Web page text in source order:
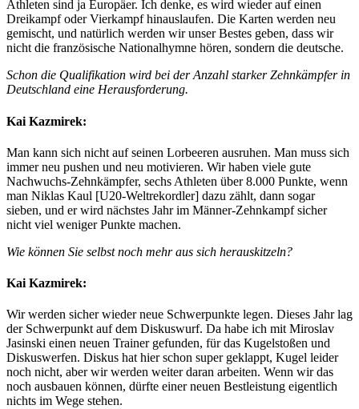
Athleten sind ja Europäer. Ich denke, es wird wieder auf einen
Dreikampf oder Vierkampf hinauslaufen. Die Karten werden neu
gemischt, und natürlich werden wir unser Bestes geben, dass wir
nicht die französische Nationalhymne hören, sondern die deutsche.
Schon die Qualifikation wird bei der Anzahl starker Zehnkämpfer in
Deutschland eine Herausforderung.
Kai Kazmirek:
Man kann sich nicht auf seinen Lorbeeren ausruhen. Man muss sich
immer neu pushen und neu motivieren. Wir haben viele gute
Nachwuchs-Zehnkämpfer, sechs Athleten über 8.000 Punkte, wenn
man Niklas Kaul [U20-Weltrekordler] dazu zählt, dann sogar
sieben, und er wird nächstes Jahr im Männer-Zehnkampf sicher
nicht viel weniger Punkte machen.
Wie können Sie selbst noch mehr aus sich herauskitzeln?
Kai Kazmirek:
Wir werden sicher wieder neue Schwerpunkte legen. Dieses Jahr lag
der Schwerpunkt auf dem Diskuswurf. Da habe ich mit Miroslav
Jasinski einen neuen Trainer gefunden, für das Kugelstoßen und
Diskuswerfen. Diskus hat hier schon super geklappt, Kugel leider
noch nicht, aber wir werden weiter daran arbeiten. Wenn wir das
noch ausbauen können, dürfte einer neuen Bestleistung eigentlich
nichts im Wege stehen.